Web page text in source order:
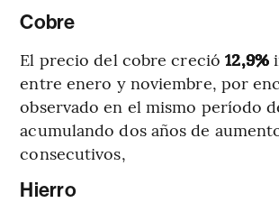
Cobre
El precio del cobre creció12,9%
entre enero y noviembre, por
observado en el mismo período
acumulando dos años de
consecutivos,
Hierro